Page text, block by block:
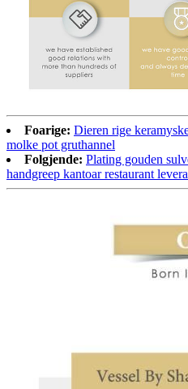
Foarige: Dieren rige
molke pot gruthannel
Folgjende: Plating gouden
handgreep kantoar restaurant